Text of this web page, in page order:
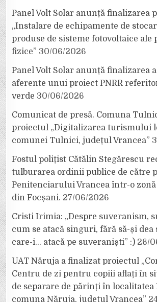
Panel Volt Solar anunță finalizarea
„Instalare de echipamente de
produse de sisteme fotovoltaice ale
fizice” 30/06/2026
Panel Volt Solar anunță finalizarea
aferente unui proiect PNRR
verde 30/06/2026
Comunicat de presă. Comuna
proiectul „Digitalizarea turismului
comunei Tulnici, județul Vrancea”
Fostul polițist Cătălin Stegărescu
tulburarea ordinii publice de către
Penitenciarului Vrancea într-o
din Focșani. 27/06/2026
Cristi Irimia: „Despre suveranism,
cum se atacă singuri, fără să-și dea
care-i… atacă pe suveraniști” :) 26/
UAT Năruja a finalizat proiectul
Centru de zi pentru copiii aflați în
de separare de părinți în localitatea
comuna Năruja, județul Vrancea”